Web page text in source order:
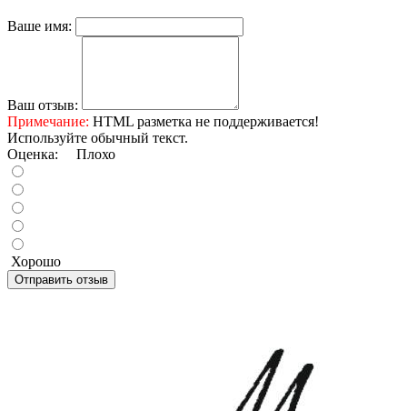
Ваше имя:
Ваш отзыв:
Примечание: HTML разметка не поддерживается!
Используйте обычный текст.
Оценка: Плохо
Хорошо
Отправить отзыв